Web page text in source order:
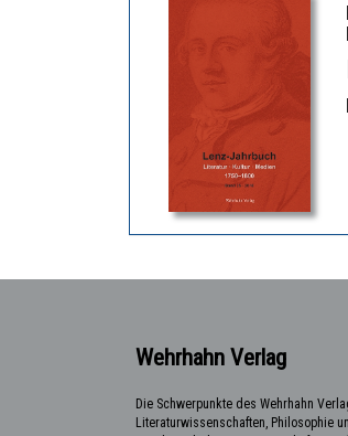
Wehrhahn Verlag
Die Schwerpunkte des Wehrhahn
Literaturwissenschaften, Philosophie